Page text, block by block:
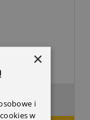
×
i
w